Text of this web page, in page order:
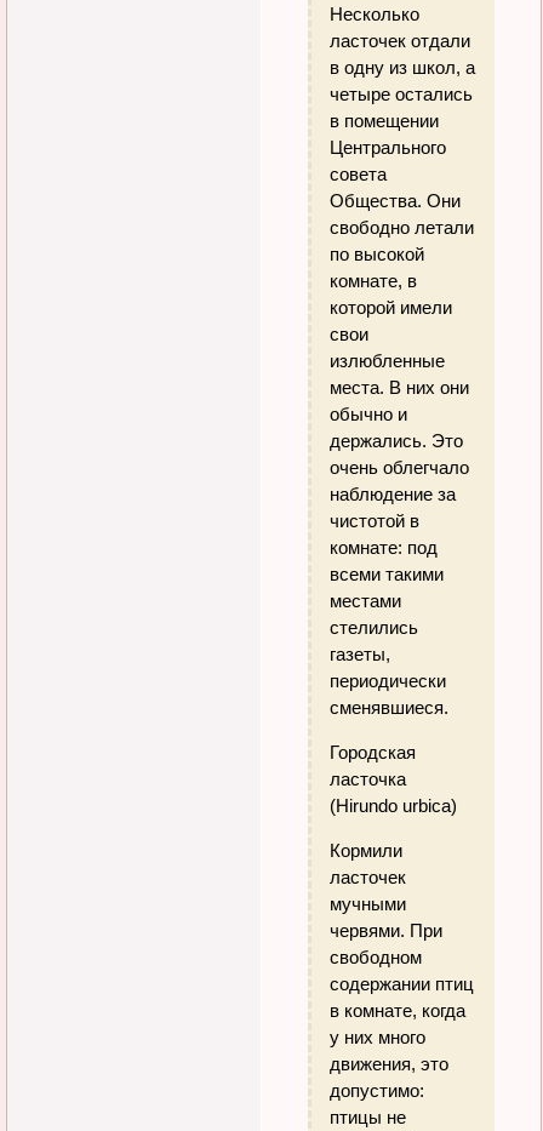
Несколько
ласточек отдали
в одну из школ, а
четыре остались
в помещении
Центрального
совета
Общества. Они
свободно летали
по высокой
комнате, в
которой имели
свои
излюбленные
места. В них они
обычно и
держались. Это
очень облегчало
наблюдение за
чистотой в
комнате: под
всеми такими
местами
стелились
газеты,
периодически
сменявшиеся.
Городская
ласточка
(Hirundo urbica)
Кормили
ласточек
мучными
червями. При
свободном
содержании птиц
в комнате, когда
у них много
движения, это
допустимо:
птицы не